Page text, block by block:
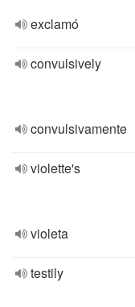
exclamó
convulsively
convulsivamente
violette's
violeta
testily